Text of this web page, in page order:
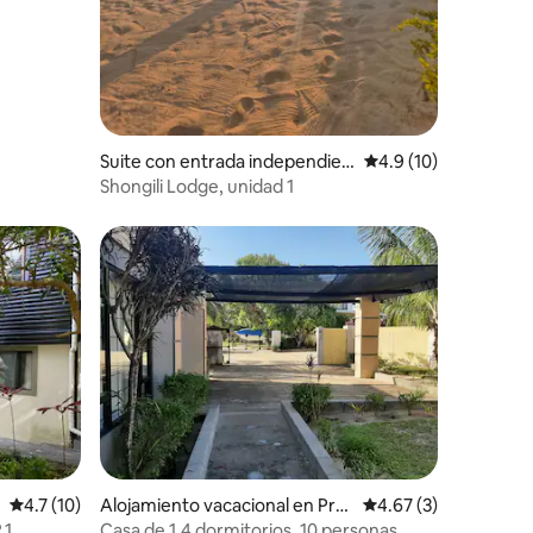
Suite con entrada independien
te en Mahelan, Biléne
Calificación
4.9 (10)
Shongili Lodge, unidad 1
Calificación promedio: 4.7 de 5; 10 evaluaciones
4.7 (10)
Alojamiento vacacional en Prai
a Do Bilene
Calificación
4.67 (3)